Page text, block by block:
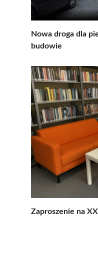
Nowa droga dla
budowie
Zaproszenie na